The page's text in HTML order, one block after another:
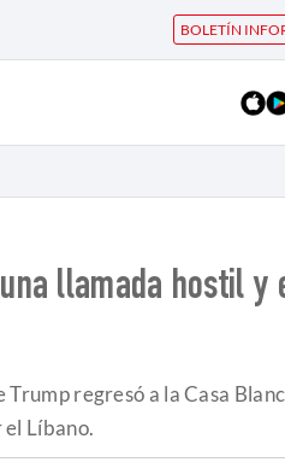
BOLETÍN
llamada hostil y
regresó a la Casa
Líbano.